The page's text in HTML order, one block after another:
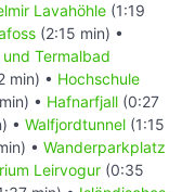
Lavahöhle (1:19
(2:15 min) •
Termalbad
min) • Hochschule
• Hafnarfjall (0:27
• Walfjordtunnel (1:15
• Wanderparkplatz
Leirvogur (0:35